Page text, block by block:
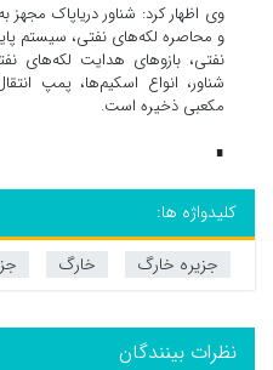
و محاصره لکه‌های نفتی، سیستم
نفتی، بازوهای هدایت لکه‌های
مکعبی ذخیره است.
∎
کلیدواژه ها:
جزیره خارگ
خارگ
نظرات بینندگان